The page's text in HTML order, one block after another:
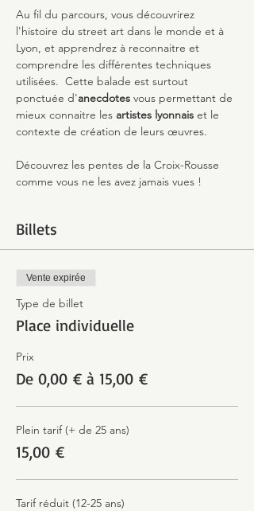
Au fil du parcours, vous découvrirez
l'histoire du street art dans le monde et à
Lyon, et apprendrez à reconnaitre et
comprendre les différentes techniques
utilisées.  Cette balade est surtout
ponctuée d'anecdotes vous permettant de
mieux connaitre les artistes lyonnais et le
contexte de création de leurs œuvres.
Découvrez les pentes de la Croix-Rousse
comme vous ne les avez jamais vues !
Billets
Vente expirée
Type de billet
Place individuelle
Prix
De 0,00 € à 15,00 €
Plein tarif (+ de 25 ans)
15,00 €
Tarif réduit (12-25 ans)